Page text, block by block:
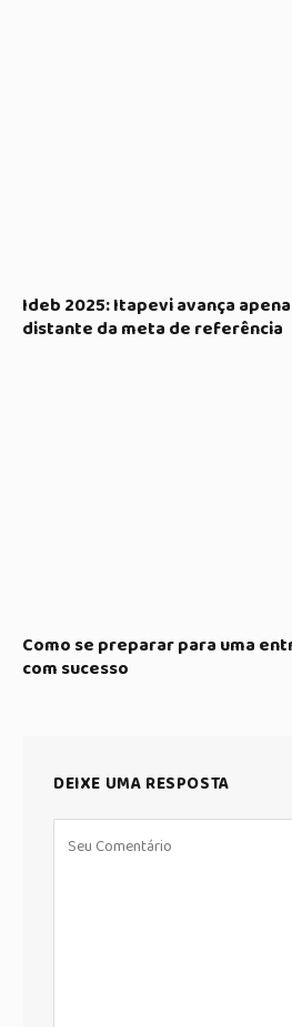
Ideb 2025: Itapevi avança
distante da meta de referência
Como se preparar para uma
com sucesso
DEIXE UMA RESPOSTA